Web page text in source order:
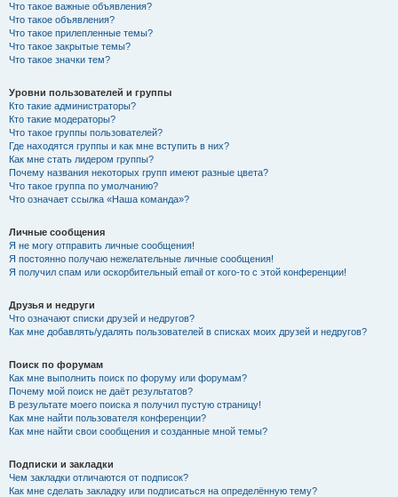
Что такое важные объявления?
Что такое объявления?
Что такое прилепленные темы?
Что такое закрытые темы?
Что такое значки тем?
Уровни пользователей и группы
Кто такие администраторы?
Кто такие модераторы?
Что такое группы пользователей?
Где находятся группы и как мне вступить в них?
Как мне стать лидером группы?
Почему названия некоторых групп имеют разные цвета?
Что такое группа по умолчанию?
Что означает ссылка «Наша команда»?
Личные сообщения
Я не могу отправить личные сообщения!
Я постоянно получаю нежелательные личные сообщения!
Я получил спам или оскорбительный email от кого-то с этой конференции!
Друзья и недруги
Что означают списки друзей и недругов?
Как мне добавлять/удалять пользователей в списках моих друзей и недругов?
Поиск по форумам
Как мне выполнить поиск по форуму или форумам?
Почему мой поиск не даёт результатов?
В результате моего поиска я получил пустую страницу!
Как мне найти пользователя конференции?
Как мне найти свои сообщения и созданные мной темы?
Подписки и закладки
Чем закладки отличаются от подписок?
Как мне сделать закладку или подписаться на определённую тему?